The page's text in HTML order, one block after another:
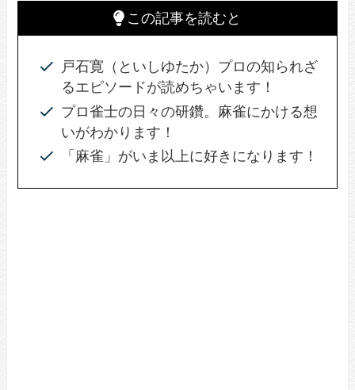
この記事を読むと
戸石寛（といしゆたか）プロの知られざ
るエピソードが読めちゃいます！
プロ雀士の日々の研鑽。麻雀にかける想
いがわかります！
「麻雀」がいま以上に好きになります！